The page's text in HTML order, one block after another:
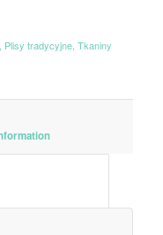
Plisy tradycyjne, Tkaniny
						Additional information